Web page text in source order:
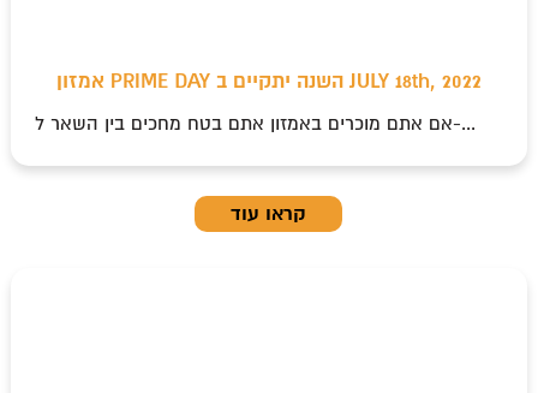
אמזון PRIME DAY השנה יתקיים ב JULY 18th, 2022
אם אתם מוכרים באמזון אתם בטח מחכים בין השאר ל-...
קראו עוד